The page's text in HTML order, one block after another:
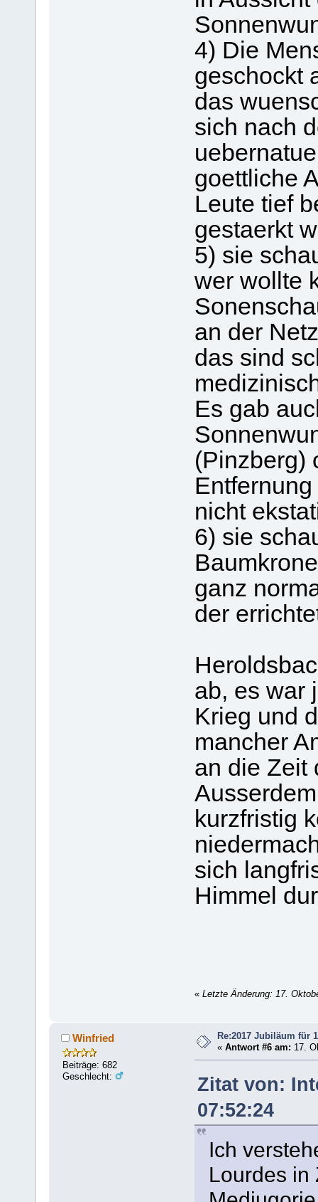
4) Die
geschockt
das
sich nach
goettliche
Leute tief
gestaerkt
5) sie
wer wollte
an der
das sind
Es gab
(Pinzberg)
nicht
6) sie
ganz
der
ab, es war
Krieg und
mancher
an die Zeit
kurzfristig
sich
Himmel
« Letzte Änderung: 17.
Winfried
Beiträge: 682
Geschlecht:
Re:2017 Jubiläum für
«Antwort #6 am: 17.
Zitat von:
07:52:24
Ich
Lourdes in